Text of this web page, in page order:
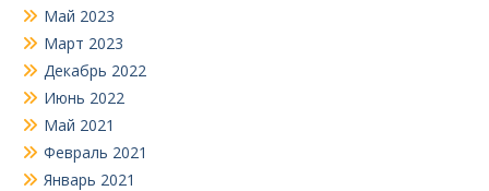
Май 2023
Март 2023
Декабрь 2022
Июнь 2022
Май 2021
Февраль 2021
Январь 2021